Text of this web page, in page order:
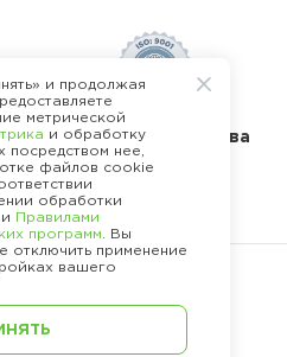
Стандарты качества
и продолжая
метрической
и обработку
посредством нее,
файлов cookie
обработки
Правилами
программ . Вы
отключить применение
вашего